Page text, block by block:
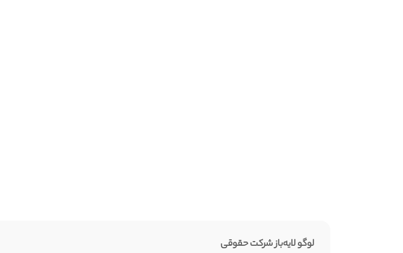
لوگو لایه‌باز شرکت حقوقی